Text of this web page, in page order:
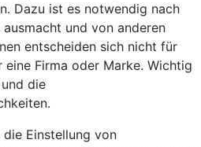
Dazu ist es notwendig nach
und von anderen
entscheiden sich nicht für
Firma oder Marke. Wichtig
die
Einstellung von